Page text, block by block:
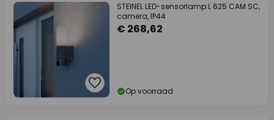
STEINEL LED-sensorlamp L 625 CAM SC,
camera, IP44
€ 268,62
Op voorraad